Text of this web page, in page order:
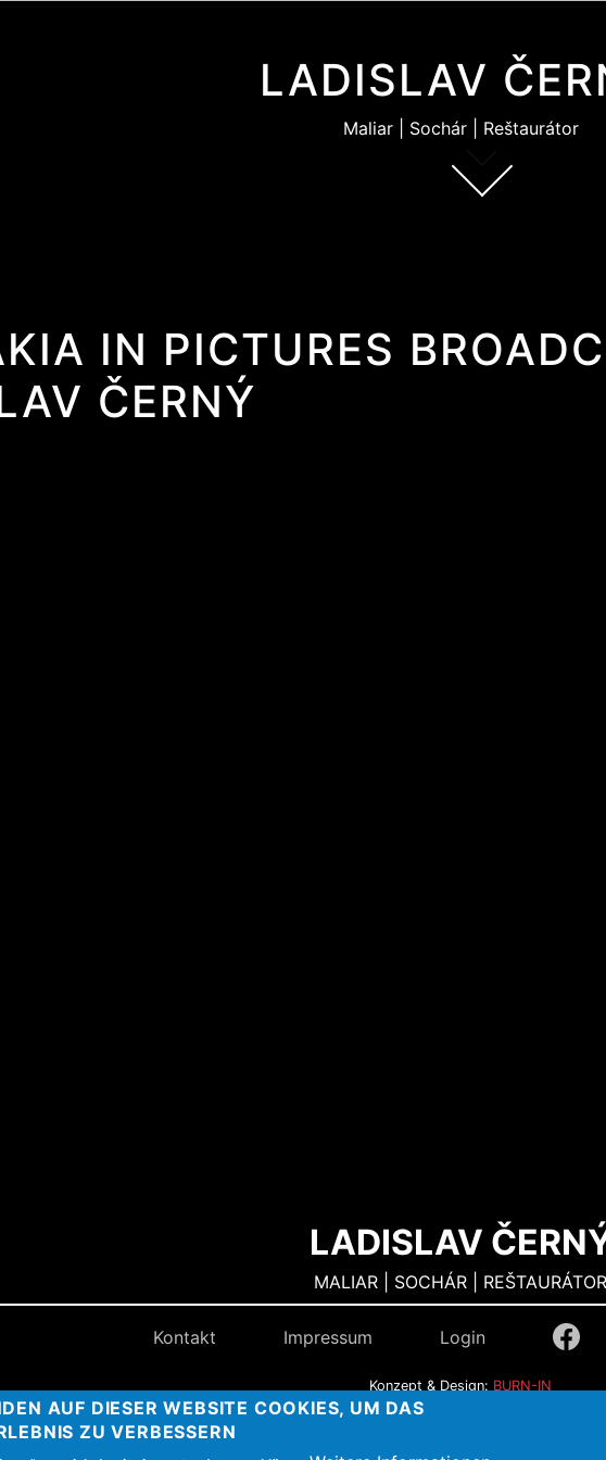
LADISLAV
Maliar | Sochár | Reštaurátor
IN PICTURES
ČERNÝ
LADISLAV
MALIAR | SOCHÁR | REŠTAURÁTOR
Kontakt Impressum Login
Konzept & Design: BURN-IN
AUF DIESER WEBSITE COOKIES, UM DAS
ZU VERBESSERN